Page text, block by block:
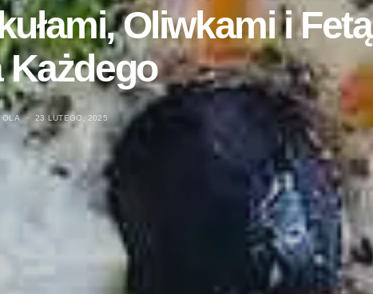
Oliwkami i Fetą
Każdego
OLA 23 LUTEGO, 2025